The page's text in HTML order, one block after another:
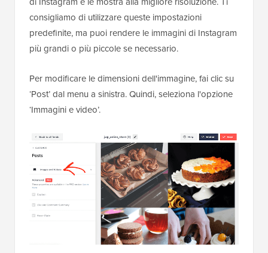
consigliamo di utilizzare queste impostazioni
predefinite, ma puoi rendere le immagini di Instagram
più grandi o più piccole se necessario.
Per modificare le dimensioni dell'immagine, fai clic su
‘Post’ dal menu a sinistra. Quindi, seleziona l'opzione
‘Immagini e video’.